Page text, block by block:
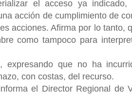
el acceso ya
acción de cumplimiento de
acciones. Afirma por lo tanto,
como tampoco para
expresando que no ha
con costas, del recurso.
el Director Regional de